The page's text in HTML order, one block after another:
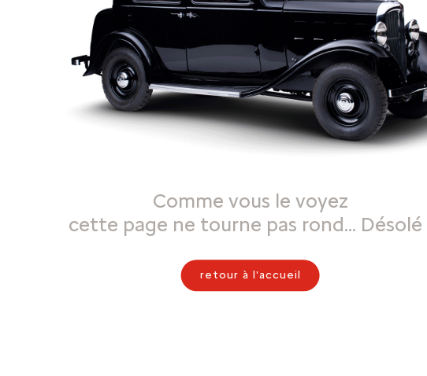
Comme vous le voyez
cette page ne tourne pas rond… Désolé
retour à l'accueil